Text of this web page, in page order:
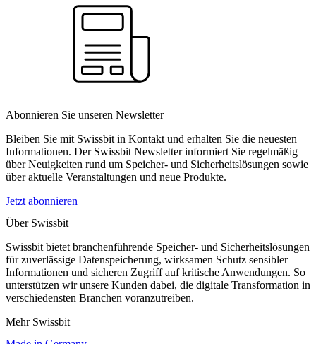
Abonnieren Sie unseren Newsletter
Bleiben Sie mit Swissbit in Kontakt und erhalten Sie die neuesten
Informationen. Der Swissbit Newsletter informiert Sie regelmäßig
über Neuigkeiten rund um Speicher- und Sicherheitslösungen sowie
über aktuelle Veranstaltungen und neue Produkte.
Jetzt abonnieren
Über Swissbit
Swissbit bietet branchenführende Speicher- und Sicherheitslösungen
für zuverlässige Datenspeicherung, wirksamen Schutz sensibler
Informationen und sicheren Zugriff auf kritische Anwendungen. So
unterstützen wir unsere Kunden dabei, die digitale Transformation in
verschiedensten Branchen voranzutreiben.
Mehr Swissbit